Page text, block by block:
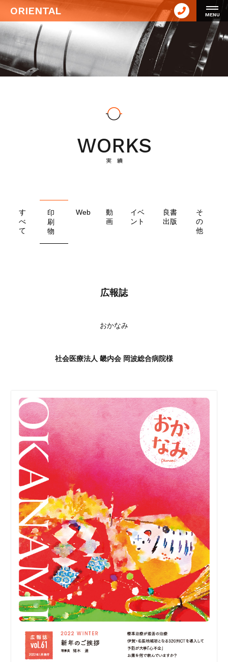
ORIENTAL MENU
WORKS
実 績
す
べ
て
印
刷
物
Web
動
画
イベ
ント
良書
出版
そ
の
他
広報誌
おかなみ
社会医療法人 畿内会 岡波総合病院様